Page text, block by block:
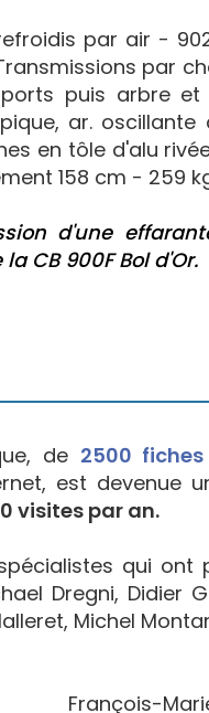
par air -
par
puis arbre
ar.
en tôle d'alu
158 cm - 259
d'une
CB 900F Bol d'Or.
de 2500 fiches
est devenue
visites par an.
qui
Dregni,
Michel
François-